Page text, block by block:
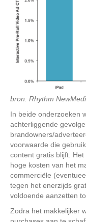
bron: Rhythm
In beide onderzoeken
achterliggende
brandowners/
voorwaarde die
content gratis blijft.
hoge kosten van het
commerciële
tegen het enerzijds
voldoende aanzetten
Zodra het makkelijker